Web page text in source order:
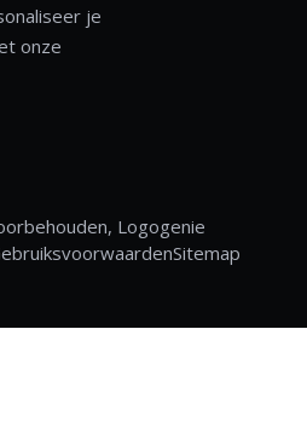
je
onze
Logogenie
Sitemap